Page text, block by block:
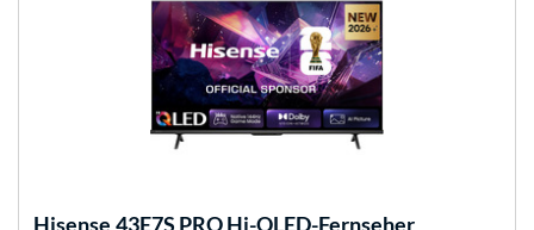
Hisense 43E7S PRO Hi-QLED-Fernseher